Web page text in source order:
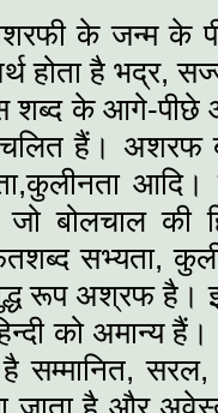
के जन्म के
होता है भद्र,
के आगे-पीछे
हैं। अशरफ
जो बोलचाल की
सभ्यता,
रूप अश्रफ है।
को अमान्य
है सम्मानित,